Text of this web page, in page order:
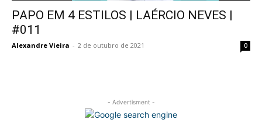
PAPO EM 4 ESTILOS | LAÉRCIO NEVES |
#011
Alexandre Vieira - 2 de outubro de 2021 0
- Advertisment -